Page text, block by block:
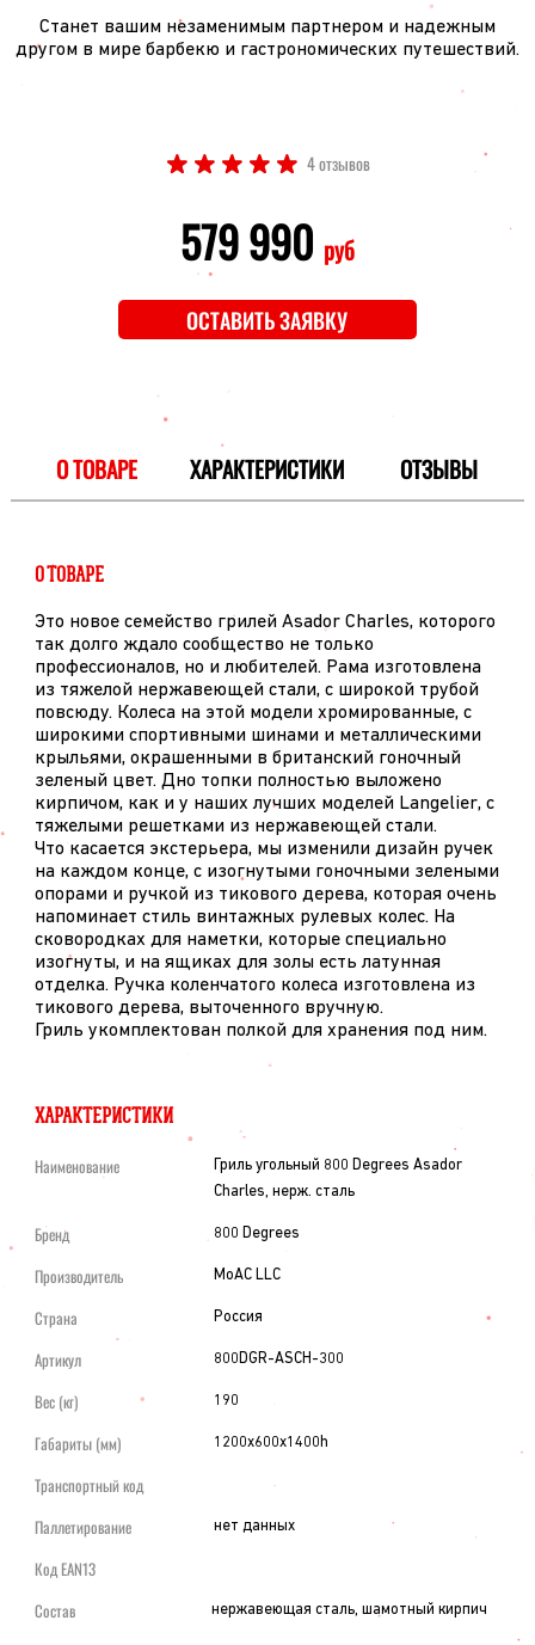
Станет вашим незаменимым партнером и надежным
другом в мире барбекю и гастрономических путешествий.
4 отзывов
579 990 руб
ОСТАВИТЬ ЗАЯВКУ
О ТОВАРЕ ХАРАКТЕРИСТИКИ ОТЗЫВЫ
О ТОВАРЕ
Это новое семейство грилей Asador Charles, которого
так долго ждало сообщество не только
профессионалов, но и любителей. Рама изготовлена
из тяжелой нержавеющей стали, с широкой трубой
повсюду. Колеса на этой модели хромированные, с
широкими спортивными шинами и металлическими
крыльями, окрашенными в британский гоночный
зеленый цвет. Дно топки полностью выложено
кирпичом, как и у наших лучших моделей Langelier, с
тяжелыми решетками из нержавеющей стали.
Что касается экстерьера, мы изменили дизайн ручек
на каждом конце, с изогнутыми гоночными зелеными
опорами и ручкой из тикового дерева, которая очень
напоминает стиль винтажных рулевых колес. На
сковородках для наметки, которые специально
изогнуты, и на ящиках для золы есть латунная
отделка. Ручка коленчатого колеса изготовлена из
тикового дерева, выточенного вручную.
Гриль укомплектован полкой для хранения под ним.
ХАРАКТЕРИСТИКИ
Наименование
Гриль угольный 800 Degrees Asador
Charles, нерж. сталь
Бренд 800 Degrees
Производитель MoAC LLC
Страна Россия
Артикул 800DGR-ASCH-300
Вес (кг) 190
Габариты (мм) 1200x600x1400h
Транспортный код
Паллетирование
нет данных
Код EAN13
Состав
нержавеющая сталь, шамотный кирпич